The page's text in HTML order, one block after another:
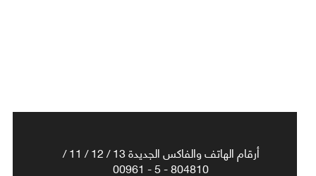
أرقام الهاتف والفاكس الجديدة 13 / 12 / 11 /
804810 - 5 - 00961